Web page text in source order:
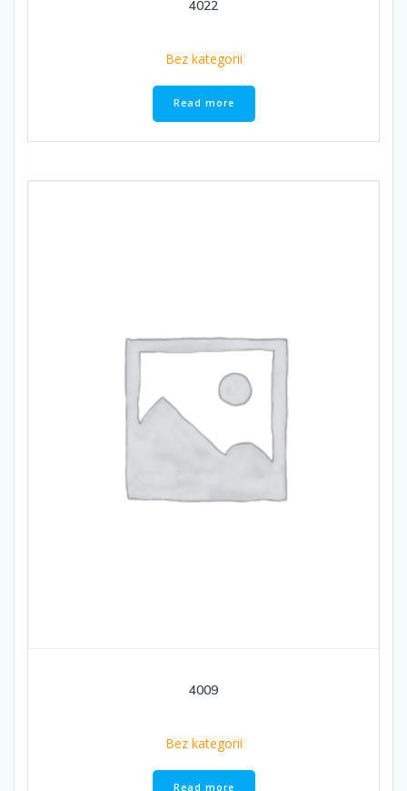
4022
Bez kategorii
Read more
4009
Bez kategorii
Read more